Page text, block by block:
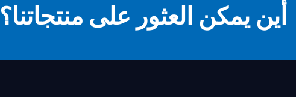
أين يمكن العثور على منتجاتنا؟